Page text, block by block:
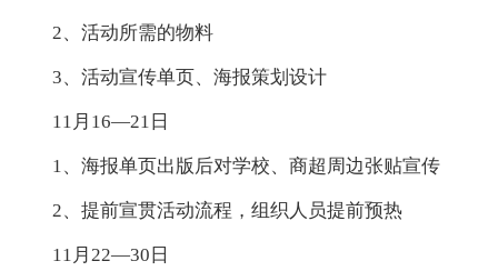
2、活动所需的物料
3、活动宣传单页、海报策划设计
11月16—21日
1、海报单页出版后对学校、商超周边张贴宣传
2、提前宣贯活动流程，组织人员提前预热
11月22—30日